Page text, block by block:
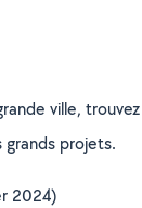
ville,
projets.
2024)